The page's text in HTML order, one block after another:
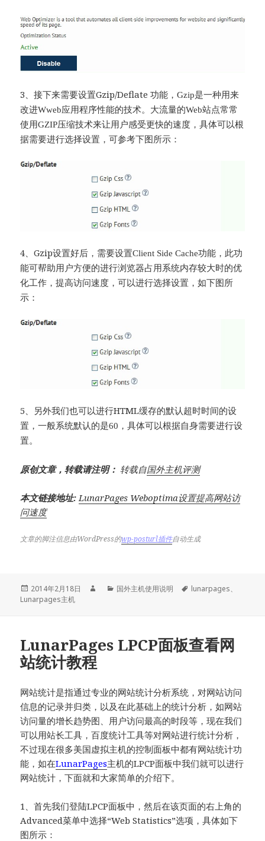
3、接下来需要设置Gzip/Deflate功能，Gzip是一种用来
改进Wweb应用程序性能的技术。大流量的Web站点常常
使用GZIP压缩技术来让用户感受更快的速度，具体可以根
据需要进行选择设置，可参考下图所示：
4、Gzip设置好后，需要设置Client Side Cache功能，此功
能可帮助用户方便的进行浏览器占用系统内存较大时的优
化工作，提高访问速度，可以进行选择设置，如下图所
示：
5、另外我们也可以进行HTML缓存的默认超时时间的设
置，一般系统默认的是60 ，具体可以根据自身需要进行设
置。
原创文章，转载请注明： 转载自国外主机评测
本文链接地址: LunarPages Weboptima设置提高网站访
问速度
文章的脚注信息由WordPress的wp-posturl插件自动生成
发
布
2014年2月18日
分
国外主机使用说明
标
lunarpages、
Lunarpages主机
LunarPages LPCP面板查看网
站统计教程
网站统计是指通过专业的网站统计分析系统，对网站访问
信息的记录并归类，以及在此基础上的统计分析，如网站
访问量的增长趋势图、用户访问最高的时段等，现在我们
可以用站长工具，百度统计工具等对网站进行统计分析，
不过现在很多美国虚拟主机的控制面板中都有网站统计功
能，如在LunarPages主机的LPCP面板中我们就可以进行
网站统计，下面就和大家简单的介绍下。
1、首先我们登陆LPCP面板中，然后在该页面的右上角的
Advanced菜单中选择“Web Statistics”选项，具体如下
图所示：